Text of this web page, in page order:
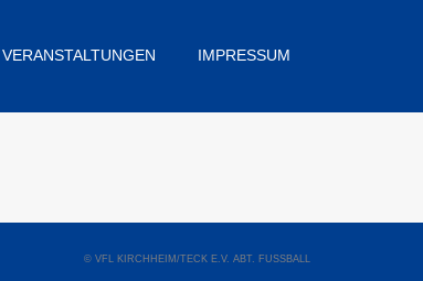
VERANSTALTUNGEN IMPRESSUM
© VFL KIRCHHEIM/TECK E.V. ABT. FUSSBALL